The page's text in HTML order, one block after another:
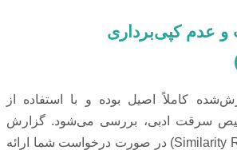
و عدم کپی‌برداری
کاملاً اصیل بوده و با استفاده از
سرقت ادبی، بررسی می‌شود. گزارش
عدم تشابه (Similarity Report) در صورت درخواست شما ارائه